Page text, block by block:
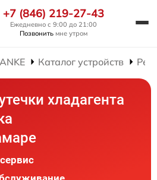
+7 (846) 219-27-43
Ежедневно с 9:00 до 21:00
Позвонить мне утром
Каталог устройств
хладагента